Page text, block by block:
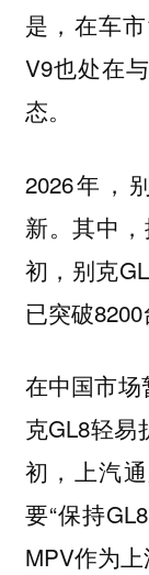
是，在车
V9也处在
态。
2026年，
新。其中
初，别克
已突破8200
在中国市
克GL8轻易
初，上汽
要“保持
MPV作为